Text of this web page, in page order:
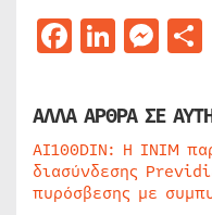
Facebook
ΑΛΛΑ ΑΡΘΡΑ ΣΕ
AI100DIN: Η INIM
διασύνδεσης
πυρόσβεσης με